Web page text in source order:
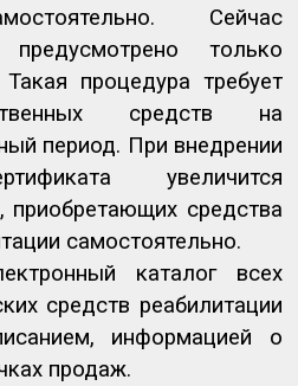
Сейчас
предусмотрено только
процедура требует
средств на
период. При внедрении
увеличится
приобретающих средства
самостоятельно.
каталог всех
средств реабилитации
информацией о
продаж.